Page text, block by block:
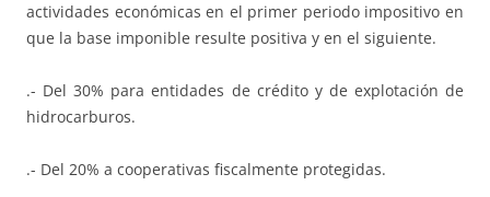
actividades económicas en el primer periodo impositivo en
que la base imponible resulte positiva y en el siguiente.
.- Del 30% para entidades de crédito y de explotación de
hidrocarburos.
.- Del 20% a cooperativas fiscalmente protegidas.